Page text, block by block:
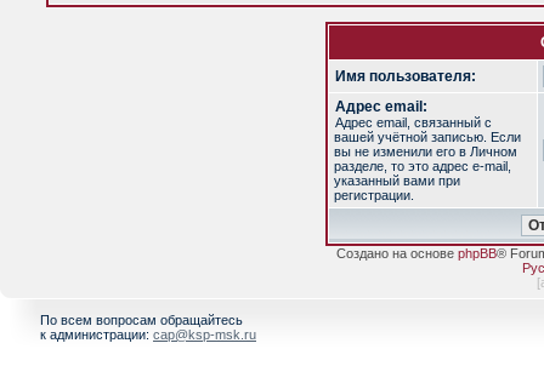
Имя пользователя:
Адрес email:
Адрес email, связанный с
вашей учётной записью. Если
вы не изменили его в Личном
разделе, то это адрес e-mail,
указанный вами при
регистрации.
Создано на основе phpBB®
[
По всем вопросам обращайтесь
к администрации: cap@ksp-msk.ru